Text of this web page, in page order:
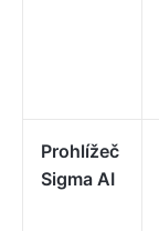
Prohlížeč
Sigma AI